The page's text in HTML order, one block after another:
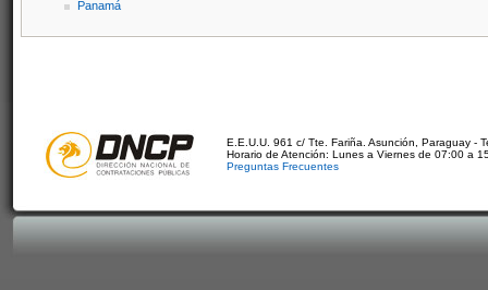
Panamá
E.E.U.U. 961 c/ Tte. Fariña. Asunción, Paraguay -
Horario de Atención: Lunes a Viernes de 07:00 a
Preguntas Frecuentes